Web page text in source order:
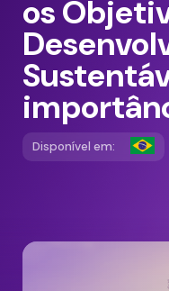
os
Disponível em: